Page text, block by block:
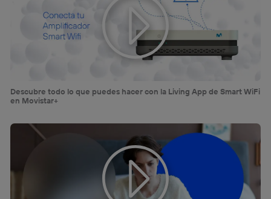
Descubre todo lo que puedes hacer con la Living App de Smart WiFi
en Movistar+
Si utilizas una
conexión de banda ancha
(p. ej., Wi-Fi),
el marketing o análisis se realizará en función de las
actividades de navegación de los miembros del hogar
que hayan dado su consentimiento.
datos móviles, el marketing será más
Puedes gestionar los consentimientos Utiq seleccionando
visitando el portal de privacidad de Utiq
(“consenthub”)
. Para más información, consulta
política de privacidad de Utiq